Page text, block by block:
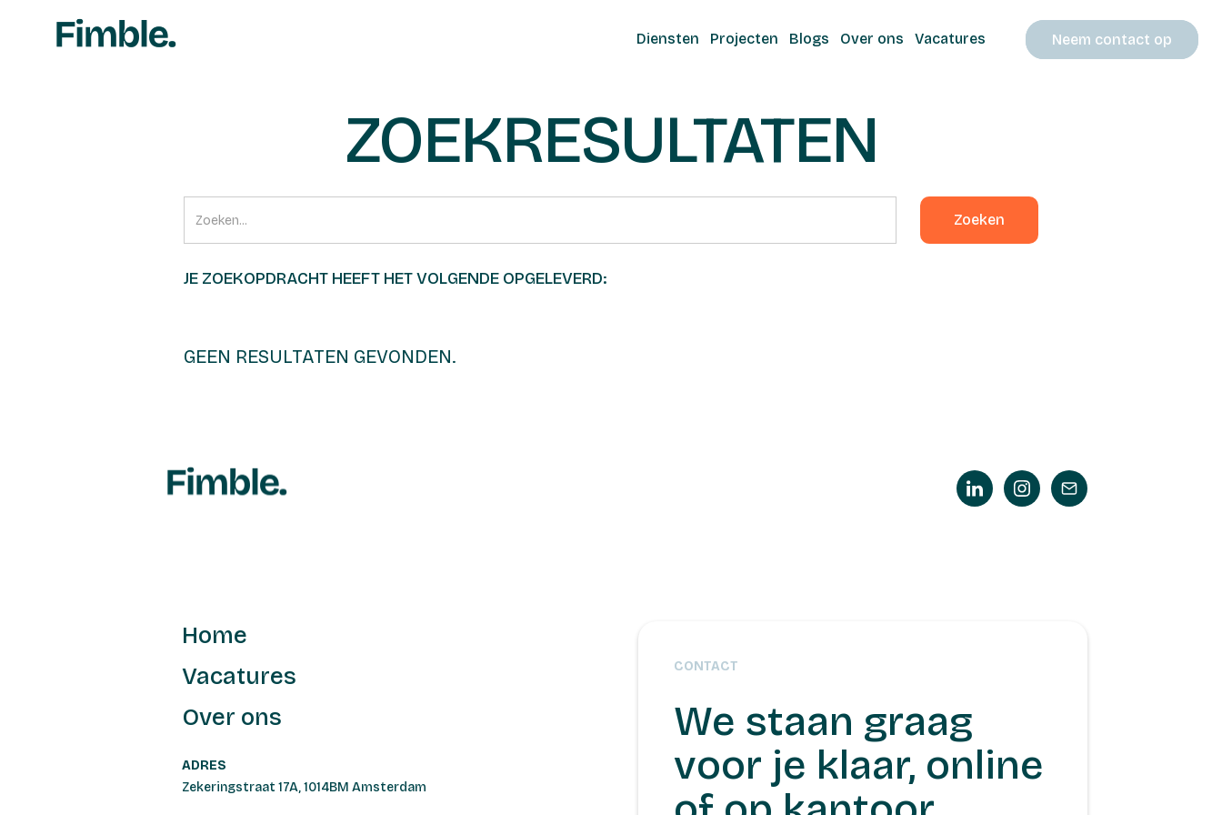
Diensten Projecten Blogs Over ons Vacatures Neem contact op
ZOEKRESULTATEN
JE ZOEKOPDRACHT HEEFT HET VOLGENDE OPGELEVERD:
GEEN RESULTATEN GEVONDEN.
Home
Vacatures
Over ons
ADRES
Zekeringstraat 17A, 1014BM Amsterdam
CONTACT
We staan graag
voor je klaar, online